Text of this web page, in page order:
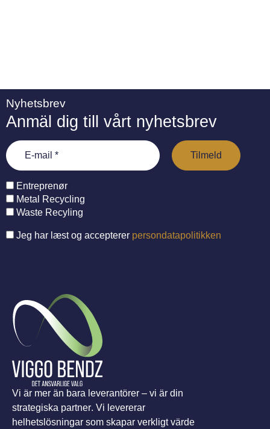
Nyhetsbrev
Anmäl dig till vårt nyhetsbrev
Entreprenør
Metal Recycling
Waste Recyling
Jeg har læst og accepterer persondatapolitikken
Vi är mer än bara leverantörer – vi är din
strategiska partner. Vi levererar
helhetslösningar som skapar verkligt värde